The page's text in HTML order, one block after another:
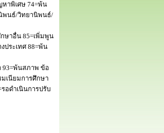
หาพิเศษ 74=พ้น
พนธ์/วิทยานิพนธ์/
ษาอื่น 85=เพิ่มพูน
ประเทศ 88=พ้น
93=พ้นสภาพ ข้อ
เนียมการศึกษา
อดำเนินการปรับ